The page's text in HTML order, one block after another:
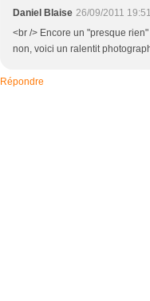
Daniel Blaise 26/09/2011 19:51
<br /> Encore un "presque
non, voici un ralentit
Répondre